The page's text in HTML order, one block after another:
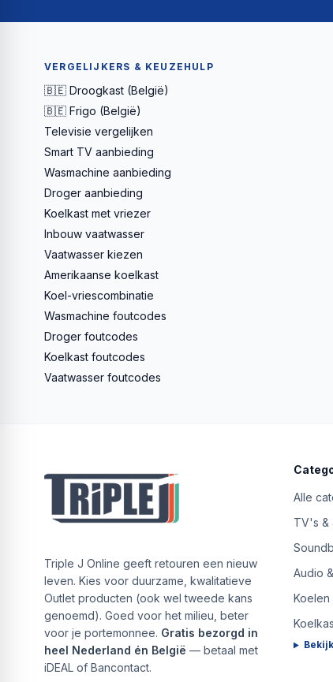
VERGELIJKERS & KEUZEHULP
🇧🇪 Droogkast (België)
🇧🇪 Frigo (België)
Televisie vergelijken
Smart TV aanbieding
Wasmachine aanbieding
Droger aanbieding
Koelkast met vriezer
Inbouw vaatwasser
Vaatwasser kiezen
Amerikaanse koelkast
Koel-vriescombinatie
Wasmachine foutcodes
Droger foutcodes
Koelkast foutcodes
Vaatwasser foutcodes
Triple J Online geeft retouren een nieuw
leven. Kies voor duurzame, kwalitatieve
Outlet producten (ook wel tweede kans
genoemd). Goed voor het milieu, beter
voor je portemonnee. Gratis bezorgd in
heel Nederland én België — betaal met
iDEAL of Bancontact.
Alle
TV's &
Audio